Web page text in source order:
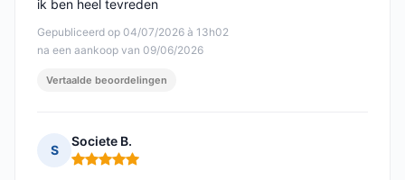
Gepubliceerd op 04/07/2026 à 13h02
na een aankoop van 09/06/2026
ik ben heel tevreden
Vertaalde beoordelingen
S
Societe B.
Opmerking: 5 van 5